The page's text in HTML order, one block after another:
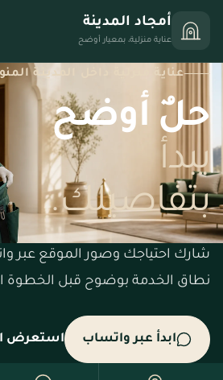
أمجاد المدينة
عناية منزلية، بمعيار أوضح
عناية منزلية داخل المدينة
حلٌ أوضح
يبدأ
بتفاصيلك.
شارك احتياجك وصور الموقع عبر
نطاق الخدمة بوضوح قبل الخطوة
ابدأ عبر واتساب استعرض